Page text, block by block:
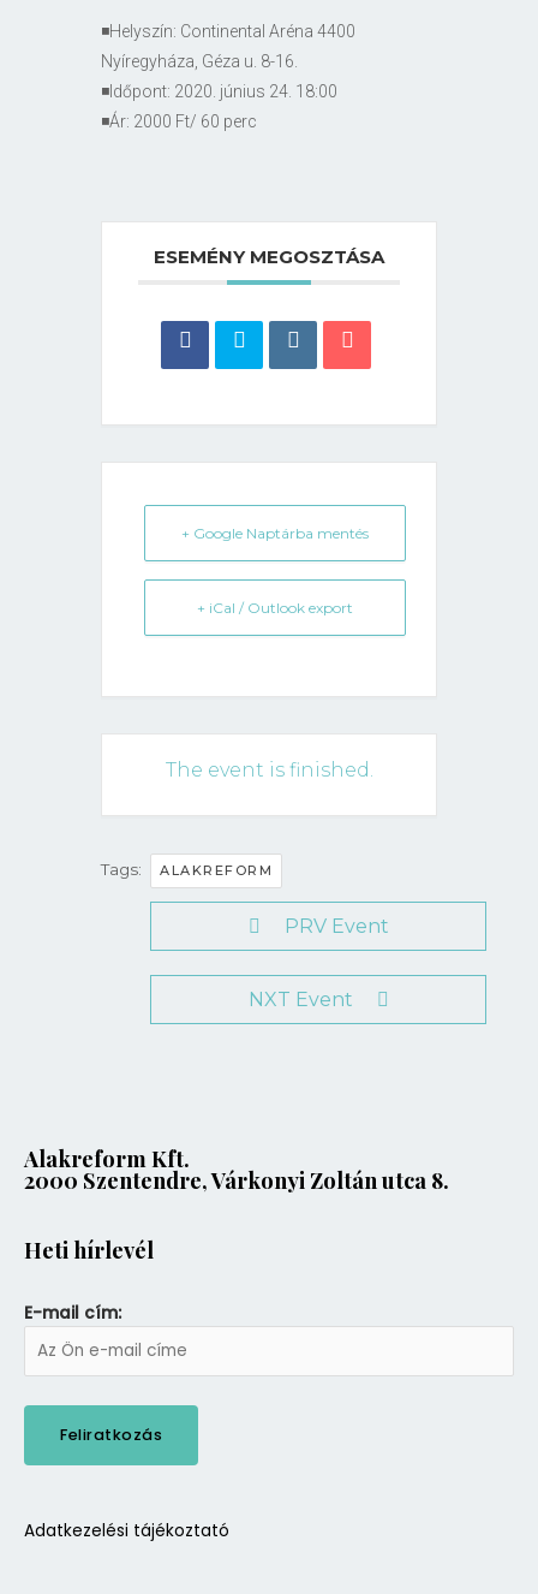
◾Helyszín: Continental Aréna 4400
Nyíregyháza, Géza u. 8-16.
◾Időpont: 2020. június 24. 18:00
◾Ár: 2000 Ft/ 60 perc
ESEMÉNY MEGOSZTÁSA
+ Google Naptárba mentés
+ iCal / Outlook export
The event is finished.
Tags: ALAKREFORM
PRV Event
NXT Event
Alakreform Kft.
2000 Szentendre, Várkonyi Zoltán utca 8.
Heti hírlevél
E-mail cím:
Adatkezelési tájékoztató